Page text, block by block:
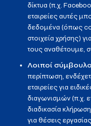
δίκτυα (π.χ.
εταιρείες αυτές
δεδομένα (όπως
στοιχεία χρήσης)
τους αναθέτουμε,
Λοιποί
περίπτωση,
εταιρείες για
διαγωνισμών (π.χ.
διαδικασία
για θέσεις